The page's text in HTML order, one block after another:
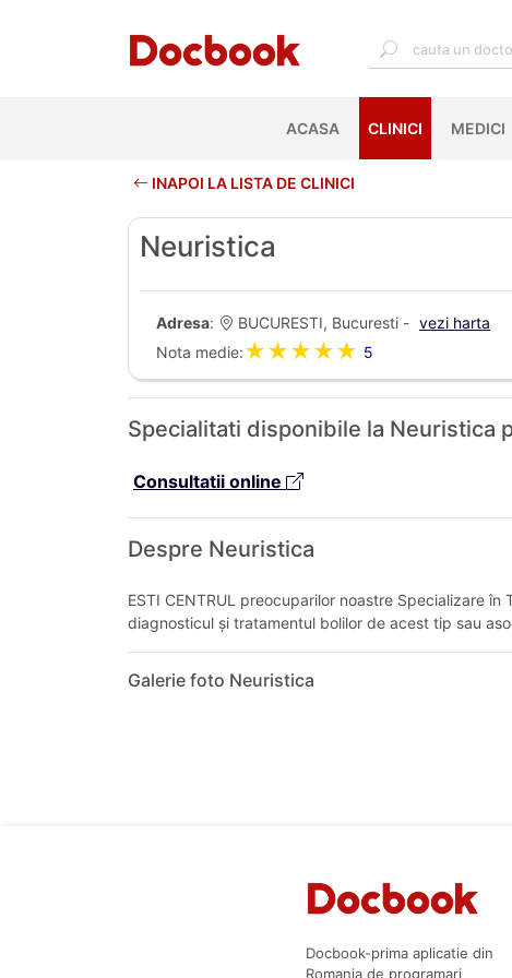
ACASA(CURRENT)
CLINICI MEDICI
INAPOI LA LISTA DE CLINICI
Neuristica
Adresa: BUCURESTI, Bucuresti - vezi harta
Nota medie:★★★★★ 5
Specialitati disponibile la Neuristica
Consultatii online
Despre Neuristica
ESTI CENTRUL preocuparilor noastre Specializare
diagnosticul și tratamentul bolilor de acest tip sau
Galerie foto Neuristica
Docbook-prima aplicatie din
Romania de programari